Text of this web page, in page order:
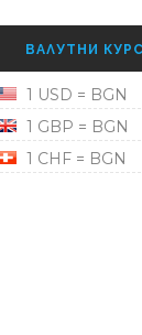
ВАЛУТНИ
1 USD = BGN
1 GBP = BGN
1 CHF = BGN